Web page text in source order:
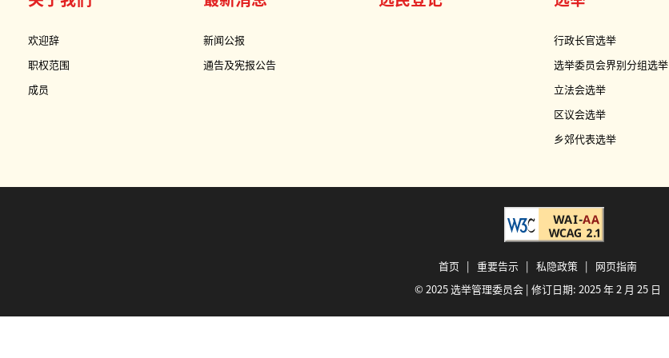
欢迎辞
职权范围
成员
新闻公报
通告及宪报公告
行政长官选举
选举委员会界别分组选举
立法会选举
区议会选举
乡郊代表选举
首页 | 重要告示 | 私隐政策 | 网页指南
© 2025 选举管理委员会 | 修订日期: 2025 年 2 月 25 日